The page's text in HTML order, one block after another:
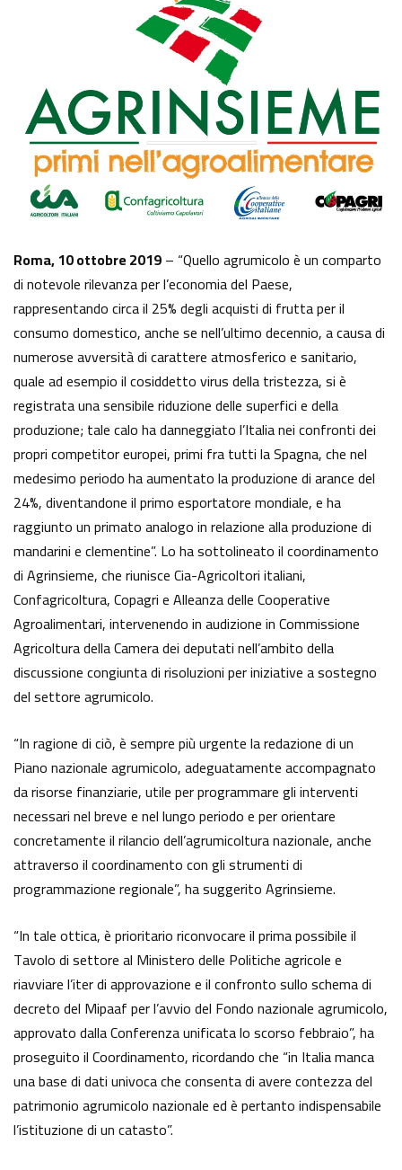
Roma, 10 ottobre 2019– “Quello agrumicolo è un comparto
di notevole rilevanza per l’economia del Paese,
rappresentando circa il 25% degli acquisti di frutta per il
consumo domestico, anche se nell’ultimo decennio, a causa di
numerose avversità di carattere atmosferico e sanitario,
quale ad esempio il cosiddetto virus della tristezza, si è
registrata una sensibile riduzione delle superfici e della
produzione; tale calo ha danneggiato l’Italia nei confronti dei
propri competitor europei, primi fra tutti la Spagna, che nel
medesimo periodo ha aumentato la produzione di arance del
24%, diventandone il primo esportatore mondiale, e ha
raggiunto un primato analogo in relazione alla produzione di
mandarini e clementine”. Lo ha sottolineato il coordinamento
di Agrinsieme, che riunisce Cia-Agricoltori italiani,
Confagricoltura, Copagri e Alleanza delle Cooperative
Agroalimentari, intervenendo in audizione in Commissione
Agricoltura della Camera dei deputati nell’ambito della
discussione congiunta di risoluzioni per iniziative a sostegno
del settore agrumicolo.
“In ragione di ciò, è sempre più urgente la redazione di un
Piano nazionale agrumicolo, adeguatamente accompagnato
da risorse finanziarie, utile per programmare gli interventi
necessari nel breve e nel lungo periodo e per orientare
concretamente il rilancio dell’agrumicoltura nazionale, anche
attraverso il coordinamento con gli strumenti di
programmazione regionale”, ha suggerito Agrinsieme.
“In tale ottica, è prioritario riconvocare il prima possibile il
Tavolo di settore al Ministero delle Politiche agricole e
riavviare l’iter di approvazione e il confronto sullo schema di
decreto del Mipaaf per l’avvio del Fondo nazionale agrumicolo,
approvato dalla Conferenza unificata lo scorso febbraio”, ha
proseguito il Coordinamento, ricordando che “in Italia manca
una base di dati univoca che consenta di avere contezza del
patrimonio agrumicolo nazionale ed è pertanto indispensabile
l’istituzione di un catasto”.